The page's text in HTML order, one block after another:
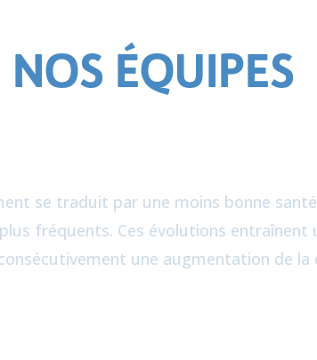
NOS ÉQUIPES
se traduit par une moins bonne
fréquents. Ces évolutions
une augmentation de la